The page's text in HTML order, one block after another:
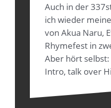
Auch in der
ich wieder
von Akua Naru,
Rhymefest in
Aber hört
Intro, talk over